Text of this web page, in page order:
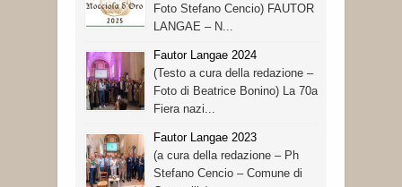
Foto Stefano Cencio) FAUTOR
LANGAE – N...
Fautor Langae 2024
(Testo a cura della redazione –
Foto di Beatrice Bonino) La 70a
Fiera nazi...
Fautor Langae 2023
(a cura della redazione – Ph
Stefano Cencio – Comune di